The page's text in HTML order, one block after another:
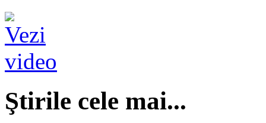
Ştirile cele mai...